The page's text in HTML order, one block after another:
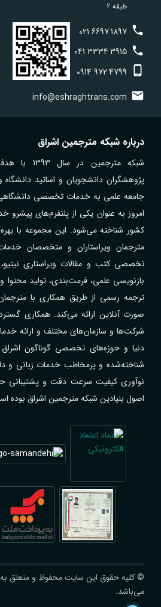
طبقه 2
021 66971897
041 33343915
0914 9724799
info@eshraghtrans.com
درباره شبکه مترجمین اشراق
شبکه
پژوهشگران دانشجویان و اساتید دانشگاه
جامعه علمی به خدمات تخصصی دانشگاهی
امروز به عنوان یکی از پلتفرم‌های پیشرو
کشور شناخته می‌شود. این مجموعه با
مترجمان ویراستاران و متخصصان
تخصصی کتب و مقالات ویراستاری نیتیو،
بازنویسی علمی، فرمت‌بندی، تولید
ترجمه رسمی از طریق همکاری با
صورت آنلاین ارائه می‌کند. همکاری
دنیا و حوزه‌های تخصصی گوناگون
شناخته‌شده و پرمخاطب خدمات زبانی و
نوآوری کیفیت سرعت دقت و پشتیبانی
اصول بنیادین شبکه مترجمین اشراق بوده
© کلیه حقوق این سایت محفوظ و متعلق
می‌باشد.